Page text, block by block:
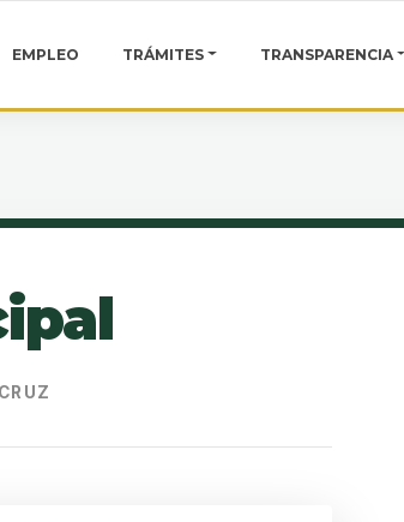
EMPLEO TRÁMITES TRANSPARENCIA